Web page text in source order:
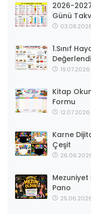
2026-
Günü
1.Sınıf
19.07.2026
Kitap
Formu
12.07.2026
Karne
Çeşit
Mezuniyet
Pano